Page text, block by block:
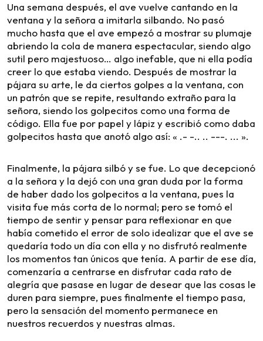
Una semana después, el ave vuelve cantando en la
ventana y la señora a imitarla silbando. No pasó
mucho hasta que el ave empezó a mostrar su plumaje
abriendo la cola de manera espectacular, siendo algo
sutil pero majestuoso… algo inefable, que ni ella podía
creer lo que estaba viendo. Después de mostrar la
pájara su arte, le da ciertos golpes a la ventana, con
un patrón que se repite, resultando extraño para la
señora, siendo los golpecitos como una forma de
código. Ella fue por papel y lápiz y escribió como daba
golpecitos hasta que anotó algo así: « .- -.. .. ---. ... ».
Finalmente, la pájara silbó y se fue. Lo que decepcionó
a la señora y la dejó con una gran duda por la forma
de haber dado los golpecitos a la ventana, pues la
visita fue más corta de lo normal; pero se tomó el
tiempo de sentir y pensar para reflexionar en que
había cometido el error de solo idealizar que el ave se
quedaría todo un día con ella y no disfrutó realmente
los momentos tan únicos que tenía. A partir de ese día,
comenzaría a centrarse en disfrutar cada rato de
alegría que pasase en lugar de desear que las cosas le
duren para siempre, pues finalmente el tiempo pasa,
pero la sensación del momento permanece en
nuestros recuerdos y nuestras almas.